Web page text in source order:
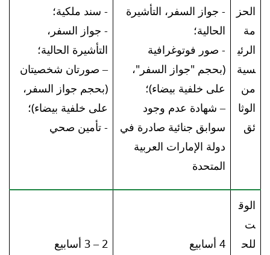
الحز
مة
الرئي
سية
من
الوثا
ئق
- جواز السفر، التأشيرة
الحالية؛
- صور فوتوغرافية
(بحجم "جواز السفر"،
على خلفية بيضاء)؛
– شهادة عدم وجود
سوابق جنائية صادرة في
دولة الإمارات العربية
المتحدة
- سند ملكية؛
- جواز السفر،
التأشيرة الحالية؛
– صورتان شخصيتان
(بحجم جواز السفر،
على خلفية بيضاء)؛
- تأمين صحي
الوق
ت
للح
4 أسابيع 2 – 3 أسابيع